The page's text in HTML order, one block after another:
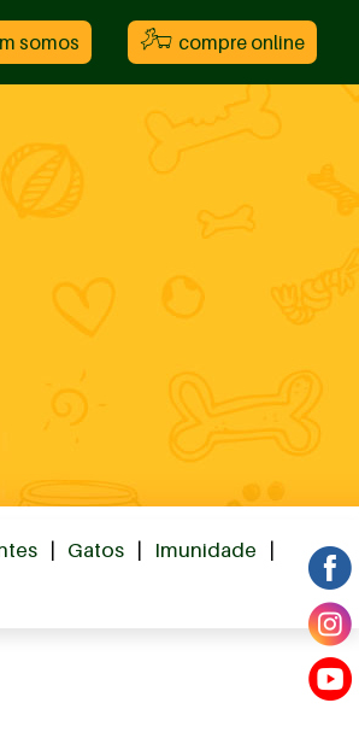
somos compre online
Gatos Imunidade